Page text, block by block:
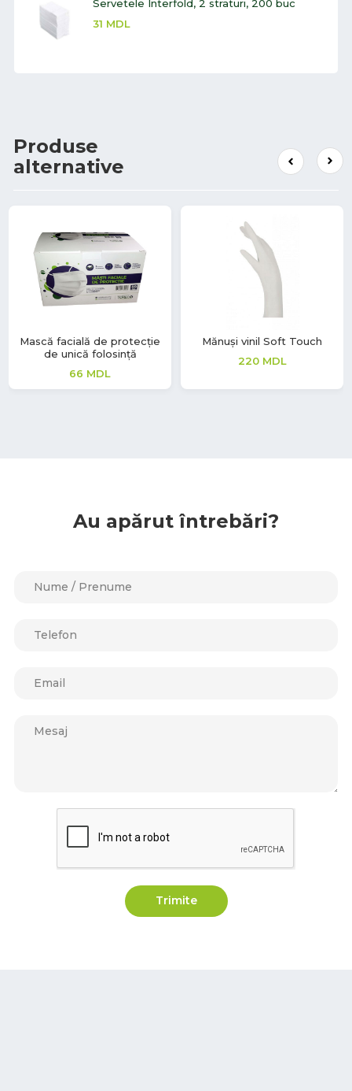
Servetele Interfold, 2 straturi, 200 buc
31 MDL
Produse
alternative
Mască facială de protecție
de unică folosință
66 MDL
Mănuși vinil Soft Touch
220 MDL
Au apărut întrebări?
Trimite